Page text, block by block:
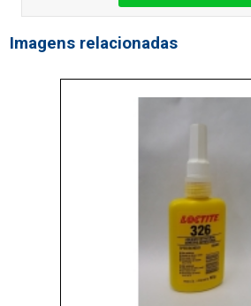
Imagens relacionadas